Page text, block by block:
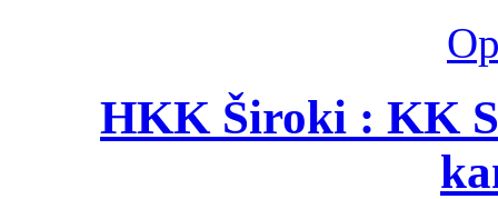
HKK Široki : KK